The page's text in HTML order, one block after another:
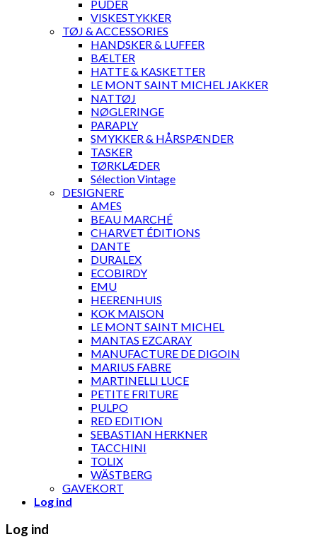
PUDER
VISKESTYKKER
TØJ & ACCESSORIES
HANDSKER & LUFFER
BÆLTER
HATTE & KASKETTER
LE MONT SAINT MICHEL JAKKER
NATTØJ
NØGLERINGE
PARAPLY
SMYKKER & HÅRSPÆNDER
TASKER
TØRKLÆDER
Sélection Vintage
DESIGNERE
AMES
BEAU MARCHÉ
CHARVET ÉDITIONS
DANTE
DURALEX
ECOBIRDY
EMU
HEERENHUIS
KOK MAISON
LE MONT SAINT MICHEL
MANTAS EZCARAY
MANUFACTURE DE DIGOIN
MARIUS FABRE
MARTINELLI LUCE
PETITE FRITURE
PULPO
RED EDITION
SEBASTIAN HERKNER
TACCHINI
TOLIX
WÄSTBERG
GAVEKORT
Log ind
Log ind